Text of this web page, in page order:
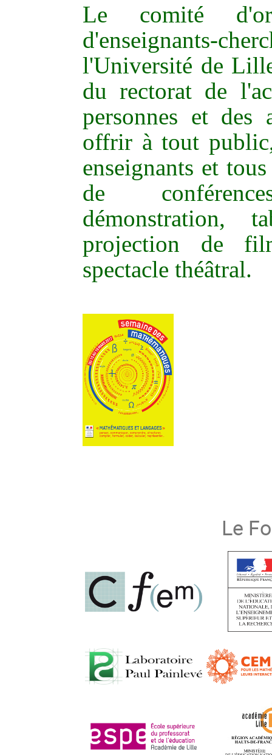
Le comité
d'enseignants-
l'Université de
du rectorat de
personnes et des
offrir à tout public,
enseignants et
de
démonstration,
projection de
spectacle théâtral.
Le